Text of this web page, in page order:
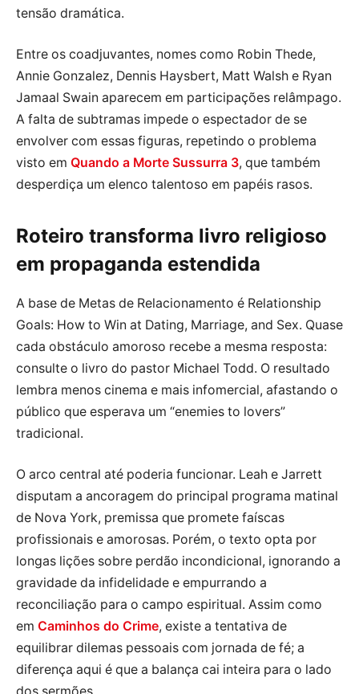
tensão dramática.
Entre os coadjuvantes, nomes como Robin Thede,
Annie Gonzalez, Dennis Haysbert, Matt Walsh e Ryan
Jamaal Swain aparecem em participações relâmpago.
A falta de subtramas impede o espectador de se
envolver com essas figuras, repetindo o problema
visto em Quando a Morte Sussurra 3, que também
desperdiça um elenco talentoso em papéis rasos.
Roteiro transforma livro religioso
em propaganda estendida
A base de Metas de Relacionamento é Relationship
Goals: How to Win at Dating, Marriage, and Sex. Quase
cada obstáculo amoroso recebe a mesma resposta:
consulte o livro do pastor Michael Todd. O resultado
lembra menos cinema e mais infomercial, afastando o
público que esperava um “enemies to lovers”
tradicional.
O arco central até poderia funcionar. Leah e Jarrett
disputam a ancoragem do principal programa matinal
de Nova York, premissa que promete faíscas
profissionais e amorosas. Porém, o texto opta por
longas lições sobre perdão incondicional, ignorando a
gravidade da infidelidade e empurrando a
reconciliação para o campo espiritual. Assim como
em Caminhos do Crime, existe a tentativa de
equilibrar dilemas pessoais com jornada de fé; a
diferença aqui é que a balança cai inteira para o lado